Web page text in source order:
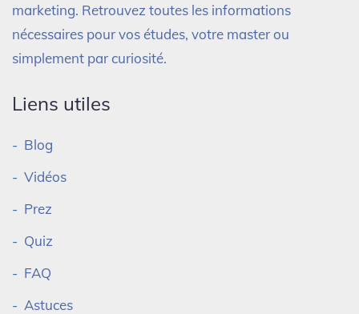
marketing. Retrouvez toutes les informations
nécessaires pour vos études, votre master ou
simplement par curiosité.
Liens utiles
Blog
Vidéos
Prez
Quiz
FAQ
Astuces